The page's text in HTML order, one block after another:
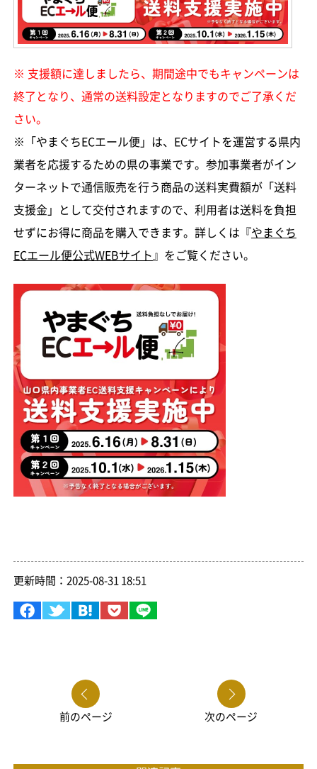
※ 支援額に達しましたら、期間途中でもキャンペーンは
終了となり、通常の送料設定となりますのでご了承くだ
さい。
※「やまぐちECエール便」は、ECサイトを運営する県内
業者を応援するための県の事業です。参加事業者がイン
ターネットで通信販売を行う商品の送料実費額が「送料
支援金」として交付されますので、利用者は送料を負担
せずにお得に商品を購入できます。詳しくは『やまぐち
ECエール便公式WEBサイト』をご覧ください。
更新時間：2025-08-31 18:51
前のページ 次のページ